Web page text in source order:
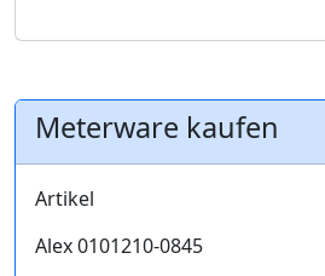
Meterware kaufen
Artikel
Alex 0101210-0845